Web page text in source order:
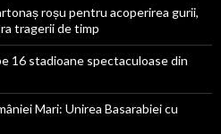
roșu pentru acoperirea gurii,
tragerii de timp
16 stadioane spectaculoase din
Mari: Unirea Basarabiei cu